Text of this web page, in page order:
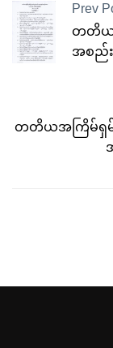
Prev
တတိယ
အစည်း
တတိယအကြိမ်ရှမ်